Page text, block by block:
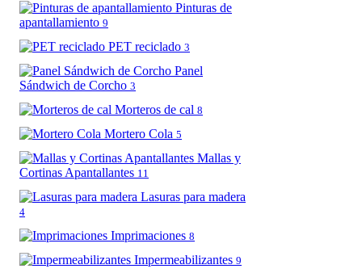
Pinturas de
apantallamiento 9
PET reciclado 3
Panel
Sándwich de Corcho 3
Morteros de cal 8
Mortero Cola 5
Mallas y
Cortinas Apantallantes 11
Lasuras para madera
4
Imprimaciones 8
Impermeabilizantes 9